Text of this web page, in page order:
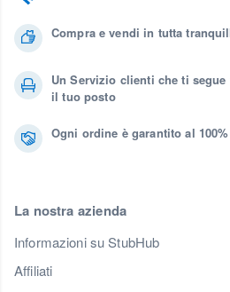
Compra e vendi in tutta
Un Servizio clienti che ti
il tuo posto
Ogni ordine è garantito al 100%
La nostra azienda
Informazioni su StubHub
Affiliati